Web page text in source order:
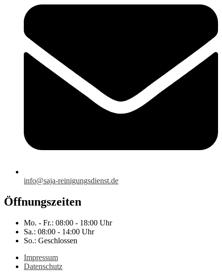
info@saja-reinigungsdienst.de
Öffnungszeiten
Mo. - Fr.: 08:00 - 18:00 Uhr
Sa.: 08:00 - 14:00 Uhr
So.: Geschlossen
Impressum
Datenschutz